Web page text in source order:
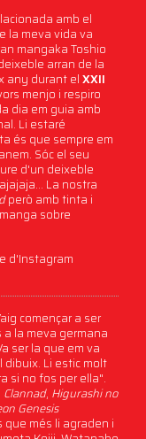
amb el
la meva vida va
mangaka Toshio
arran de la
any durant elXXII
menjo i respiro
dia em guia amb
Li estaré
és que sempre em
Sóc el seu
d'un deixeble
La nostra
però amb tinta i
sobre
d'Instagram
començar a ser
la meva germana
ser la que em va
Li estic molt
si no fos per ella".
Clannad, Higurashi no
Genesis
més li agraden i